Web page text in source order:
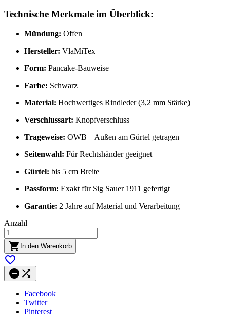
Technische Merkmale im Überblick:
Mündung: Offen
Hersteller: VlaMiTex
Form: Pancake-Bauweise
Farbe: Schwarz
Material: Hochwertiges Rindleder (3,2 mm Stärke)
Verschlussart: Knopfverschluss
Trageweise: OWB – Außen am Gürtel getragen
Seitenwahl: Für Rechtshänder geeignet
Gürtel: bis 5 cm Breite
Passform: Exakt für Sig Sauer 1911 gefertigt
Garantie: 2 Jahre auf Material und Verarbeitung
Anzahl
 In den Warenkorb

 
Facebook
Twitter
Pinterest